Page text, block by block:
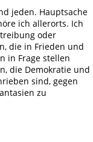
jeden. Hauptsache
ich allerorts. Ich
oder
die in Frieden und
in Frage stellen
die Demokratie und
sind, gegen
zu